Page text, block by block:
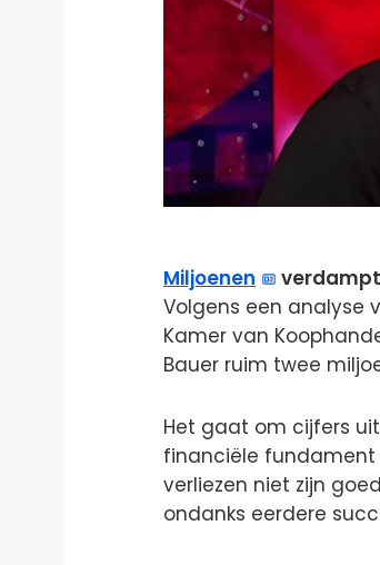
Miljoenen
Volgens een analyse
Kamer van
Bauer ruim twee
Het gaat om cijfers
financiële fundament
verliezen niet zijn
ondanks eerdere